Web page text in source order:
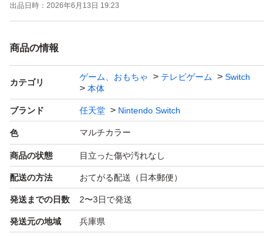
出品日時： 2026年6月13日 19:23
商品の情報
カテゴリ
ゲーム、おもちゃ テレビゲーム
Switch
本体
ブランド 任天堂 Nintendo Switch
色 マルチカラー
商品の状態 目立った傷や汚れなし
配送の方法 おてがる配送（日本郵便）
発送までの日数 2〜3日で発送
発送元の地域 兵庫県